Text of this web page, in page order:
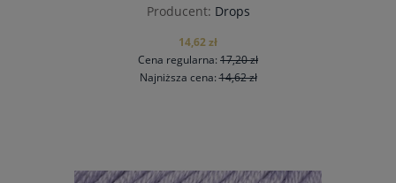
Producent: Drops
14,62 zł
Cena regularna: 17,20 zł
Najniższa cena:14,62 zł